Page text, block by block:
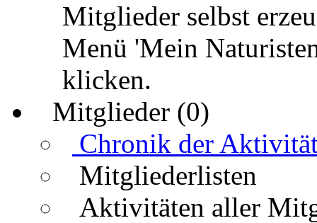
Mitglieder selbst
Menü 'Mein
klicken.
Mitglieder (0)
Chronik der
Mitgliederlisten
Aktivitäten aller